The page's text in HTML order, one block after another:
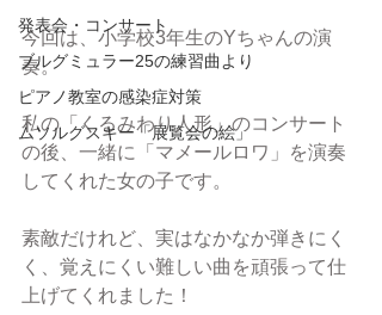
発表会・コンサート
ブルグミュラー25の練習曲より
ピアノ教室の感染症対策
ムソルグスキー「展覧会の絵」
今回は、小学校3年生のYちゃんの演
奏。
私の「くるみわり人形」のコンサート
の後、一緒に「マメールロワ」を演奏
してくれた女の子です。
素敵だけれど、実はなかなか弾きにく
く、覚えにくい難しい曲を頑張って仕
上げてくれました！